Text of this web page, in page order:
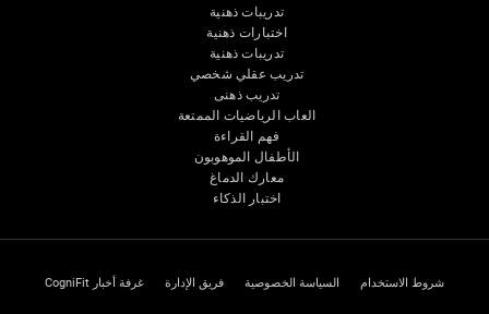
تدريبات ذهنية
اختبارات ذهنية
تدريبات ذهنية
تدريب عقلي شخصي
تدريب ذهنى
العاب الرياضيات الممتعة
فهم القراءة
الأطفال الموهوبون
معارك الدماغ
اختبار الذكاء
شروط الاستخدام السياسة الخصوصية فريق الإدارة غرفة أخبار CogniFit